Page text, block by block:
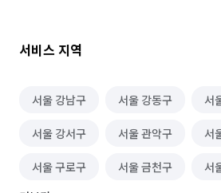
서비스 지역
서울 강남구 서울 강동구 서
서울 강서구 서울 관악구 서
서울 구로구 서울 금천구 서